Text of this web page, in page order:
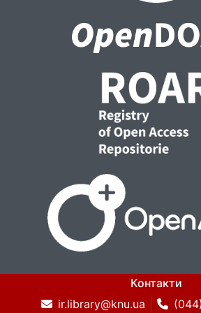
Контакти
ir.library@knu.ua